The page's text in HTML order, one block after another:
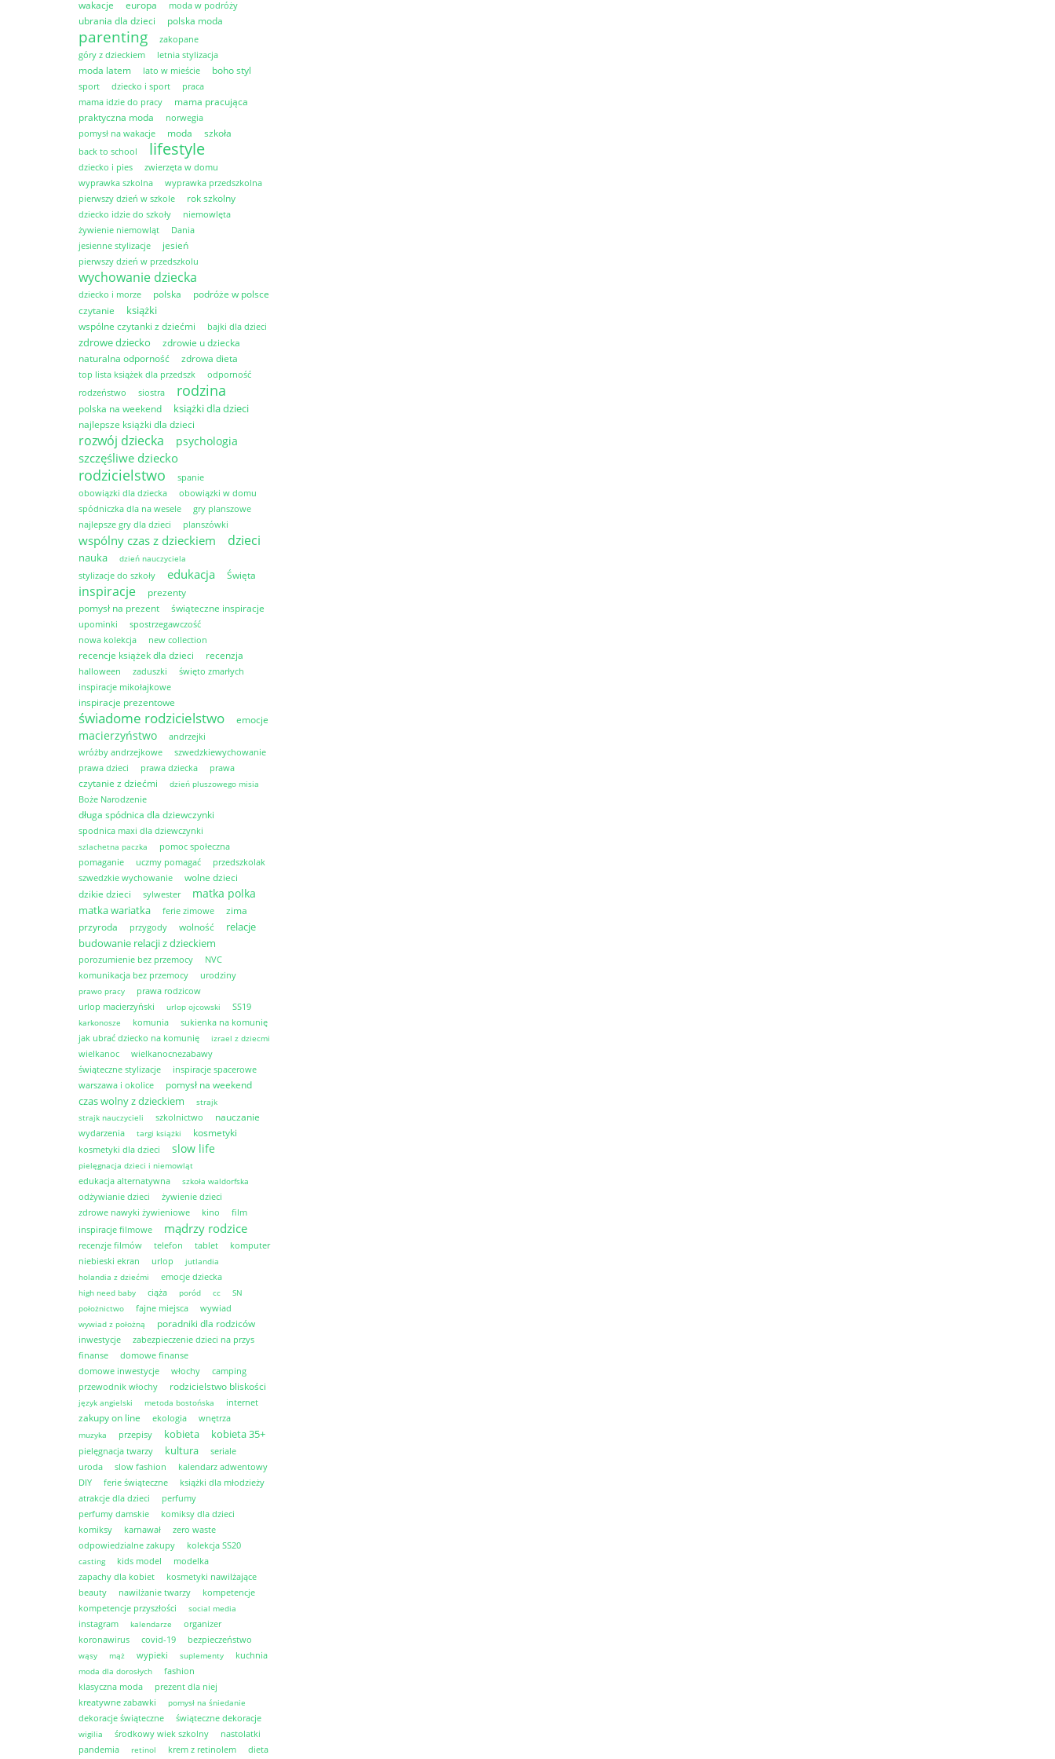
wakacje europa moda w podróży
ubrania dla dzieci polska moda
parenting
zakopane
góry z dzieckiem
letnia stylizacja
moda latem lato w mieście boho styl
sport dziecko i sport
praca
mama idzie do pracy
mama pracująca
praktyczna moda
norwegia
pomysł na wakacje
moda szkoła
back to school lifestyle
dziecko i pies
zwierzęta w domu
wyprawka szkolna
wyprawka przedszkolna
pierwszy dzień w szkole
rok szkolny
dziecko idzie do szkoły
niemowlęta
żywienie niemowląt
Dania
jesienne stylizacje
jesień
pierwszy dzień w przedszkolu
wychowanie dziecka
dziecko i morze polska
podróże w polsce
czytanie
książki
wspólne czytanki z dziećmi bajki dla dzieci
zdrowe dziecko
zdrowie u dziecka
naturalna odporność
zdrowa dieta
top lista książek dla przedszk
odporność
rodzeństwo
siostra rodzina
polska na weekend książki dla dzieci
najlepsze książki dla dzieci
rozwój dziecka psychologia
szczęśliwe dziecko
rodzicielstwo
spanie
obowiązki dla dziecka
obowiązki w domu
spódniczka dla na wesele
gry planszowe
najlepsze gry dla dzieci
planszówki
wspólny czas z dzieckiem dzieci
nauka dzień nauczyciela
stylizacje do szkoły edukacja Święta
inspiracje
prezenty
pomysł na prezent
świąteczne inspiracje
upominki
spostrzegawczość
nowa kolekcja
new collection
recencje książek dla dzieci recenzja
halloween zaduszki
święto zmarłych
inspiracje mikołajkowe
inspiracje prezentowe
świadome rodzicielstwo emocje
macierzyństwo
andrzejki
wróżby andrzejkowe
szwedzkiewychowanie
prawa dzieci
prawa dziecka prawa
czytanie z dziećmi dzień pluszowego misia
Boże Narodzenie
długa spódnica dla dziewczynki
spodnica maxi dla dziewczynki
szlachetna paczka
pomoc społeczna
pomaganie
uczmy pomagać
przedszkolak
szwedzkie wychowanie
wolne dzieci
dzikie dzieci
sylwester matka polka
matka wariatka ferie zimowe
zima
przyroda
przygody wolność
relacje
budowanie relacji z dzieckiem
porozumienie bez przemocy
NVC
komunikacja bez przemocy
urodziny
prawo pracy
prawa rodzicow
urlop macierzyński
urlop ojcowski SS19
karkonosze komunia
sukienka na komunię
jak ubrać dziecko na komunię
izrael z dziecmi
wielkanoc
wielkanocnezabawy
świąteczne stylizacje
inspiracje spacerowe
warszawa i okolice
pomysł na weekend
czas wolny z dzieckiem
strajk
strajk nauczycieli
szkolnictwo nauczanie
wydarzenia targi książki kosmetyki
kosmetyki dla dzieci slow life
pielęgnacja dzieci i niemowląt
edukacja alternatywna szkoła waldorfska
odżywianie dzieci
żywienie dzieci
zdrowe nawyki żywieniowe
kino
film
inspiracje filmowe
mądrzy rodzice
recenzje filmów telefon tablet
komputer
niebieski ekran
urlop
jutlandia
holandia z dziećmi
emocje dziecka
high need baby ciąża poród cc
SN
położnictwo
fajne miejsca wywiad
wywiad z położną poradniki dla rodziców
inwestycje
zabezpieczenie dzieci na przys
finanse
domowe finanse
domowe inwestycje
włochy
camping
przewodnik włochy
rodzicielstwo bliskości
język angielski metoda bostońska internet
zakupy on line ekologia wnętrza
muzyka przepisy kobieta kobieta 35+
pielęgnacja twarzy kultura
seriale
uroda
slow fashion
kalendarz adwentowy
DIY
ferie świąteczne
książki dla młodzieży
atrakcje dla dzieci
perfumy
perfumy damskie
komiksy dla dzieci
komiksy
karnawał
zero waste
odpowiedzialne zakupy
kolekcja SS20
casting kids model
modelka
zapachy dla kobiet
kosmetyki nawilżające
beauty
nawilżanie twarzy
kompetencje
kompetencje przyszłości
social media
instagram kalendarze
organizer
koronawirus
covid-19 bezpieczeństwo
wąsy mąż wypieki suplementy kuchnia
moda dla dorosłych
fashion
klasyczna moda
prezent dla niej
kreatywne zabawki
pomysł na śniedanie
dekoracje świąteczne świąteczne dekoracje
wigilia środkowy wiek szkolny
nastolatki
pandemia
retinol krem z retinolem
dieta